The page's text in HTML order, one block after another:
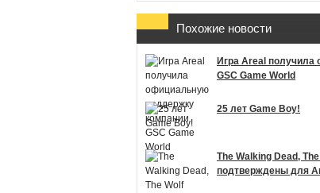
Похожие новости
Игра Areal
GSC Game World
25 лет Game Boy!
The Walking Dead,
подтверждены для